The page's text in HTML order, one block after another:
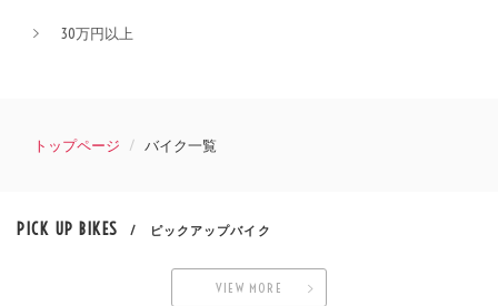
30万円以上
トップページ バイク一覧
PICK UP BIKES / ピックアップバイク
VIEW MORE